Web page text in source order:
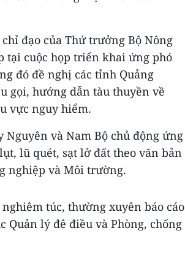
đạo của Thứ trưởng Bộ Nông
tại cuộc họp triển khai ứng phó
đó đề nghị các tỉnh Quảng
gọi, hướng dẫn tàu thuyền về
vực nguy hiểm.
Nguyên và Nam Bộ chủ động ứng
lũ quét, sạt lở đất theo văn bản
nghiệp và Môi trường.
túc, thường xuyên báo cáo
Quản lý đê điều và Phòng, chống